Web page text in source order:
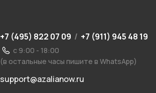
+7 (495) 822 07 09 / +7 (911) 945 48 19
с 9:00 - 18:00
(в остальные часы пишите в WhatsApp)
support@azalianow.ru